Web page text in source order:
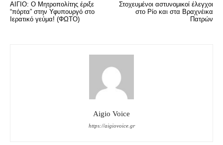
ΑΙΓΙΟ: Ο Μητροπολίτης έριξε
“πόρτα” στην Υφυπουργό στο
Ιερατικό γεύμα! (ΦΩΤΟ)
Στοχευμένοι αστυνομικοί έλεγχοι
στο Ρίο και στα Βραχνέικα
Πατρών
Aigio Voice
https://aigiovoice.gr